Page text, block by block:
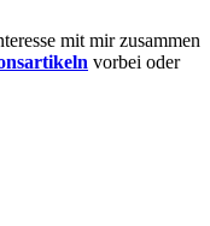
mit mir zusammen
vorbei oder